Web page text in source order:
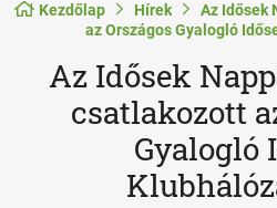
Kezdőlap Hírek
Az Idősek
az Országos Gyalogló
Az Idősek
csatlakozott
Gyalogló